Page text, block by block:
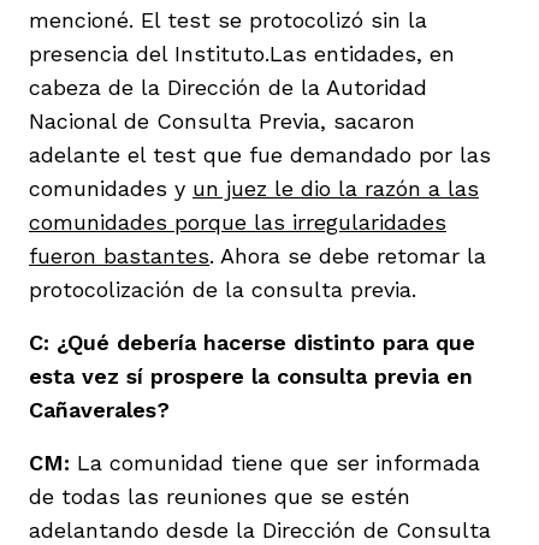
mencioné. El test se protocolizó sin la
presencia del Instituto.Las entidades, en
cabeza de la Dirección de la Autoridad
Nacional de Consulta Previa, sacaron
adelante el test que fue demandado por las
comunidades y un juez le dio la razón a las
comunidades porque las irregularidades
fueron bastantes. Ahora se debe retomar la
protocolización de la consulta previa.
C: ¿Qué debería hacerse distinto para que
esta vez sí prospere la consulta previa en
Cañaverales?
CM: La comunidad tiene que ser informada
de todas las reuniones que se estén
adelantando desde la Dirección de Consulta